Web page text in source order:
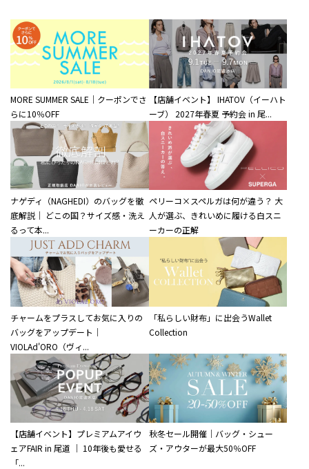
MORE SUMMER SALE｜クーポンでさ
らに10％OFF
【店舗イベント】 IHATOV（イーハト
ーブ） 2027年春夏 予約会 in 尾...
ナゲディ（NAGHEDI）のバッグを徹
底解説｜ どこの国？サイズ感・洗え
るって本...
ペリーコ×スペルガは何が違う？ 大
人が選ぶ、きれいめに履ける白スニ
ーカーの正解
チャームをプラスしてお気に入りの
バッグをアップデート｜
VIOLAd'ORO（ヴィ...
「私らしい財布」に出会うWallet
Collection
【店舗イベント】プレミアムアイウ
ェアFAIR in 尾道 ｜ 10年後も愛せる
「...
秋冬セール開催｜バッグ・シュー
ズ・アウターが最大50％OFF